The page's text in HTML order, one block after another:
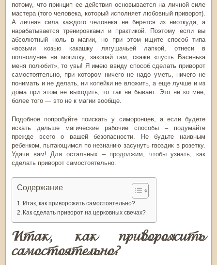
потому, что принцип ее действия основывается на личной силе
мастера (того человека, который исполняет любовный приворот).
А личная сила каждого человека не берется из ниоткуда, а
нарабатывается тренировками и практикой. Поэтому если вы
абсолютный ноль в магии, но при этом ищите способ типа
«возьми козью какашку лягушачьей лапкой, отнеси в
полнолуние на могилку, закопай там, скажи «пусть Васенька
меня полюбит», то увы! Я имею ввиду способ сделать приворот
самостоятельно, при котором ничего не надо уметь, ничего не
понимать и не делать, ни копейки не вложить, а еще лучше и из
дома при этом не выходить, то так не бывает. Это не ко мне,
более того — это не к магии вообще.
Подобное попробуйте поискать у симоронцев, а если будете
искать дальше магические рабочие способы – подумайте
прежде всего о вашей безопасности. Не будьте наивным
ребенком, пытающимся по незнанию засунуть гвоздик в розетку.
Удачи вам! Для остальных – продолжим, чтобы узнать, как
сделать приворот самостоятельно.
Содержание
Итак, как приворожить самостоятельно?
Как сделать приворот на церковных свечах?
Итак, как приворожить
самостоятельно?